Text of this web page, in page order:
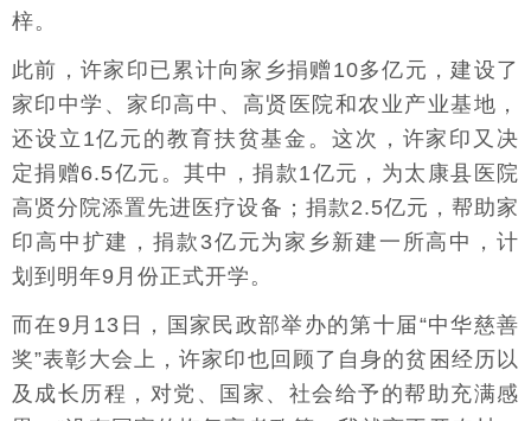
梓。
此前，许家印已累计向家乡捐赠10多亿元，建设了
家印中学、家印高中、高贤医院和农业产业基地，
还设立1亿元的教育扶贫基金。这次，许家印又决
定捐赠6.5亿元。其中，捐款1亿元，为太康县医院
高贤分院添置先进医疗设备；捐款2.5亿元，帮助家
印高中扩建，捐款3亿元为家乡新建一所高中，计
划到明年9月份正式开学。
而在9月13日，国家民政部举办的第十届“中华慈善
奖”表彰大会上，许家印也回顾了自身的贫困经历以
及成长历程，对党、国家、社会给予的帮助充满感